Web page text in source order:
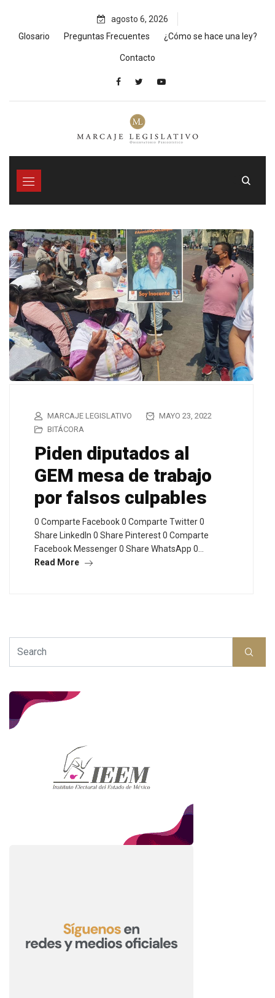
content
agosto 6, 2026
Glosario
Preguntas Frecuentes ¿Cómo se hace una ley?
Contacto
MARCAJE LEGISLATIVO
MAYO 23, 2022
BITÁCORA
Piden diputados al
GEM mesa de trabajo
por falsos culpables
0 Comparte Facebook 0 Comparte Twitter 0
Share LinkedIn 0 Share Pinterest 0 Comparte
Facebook Messenger 0 Share WhatsApp 0…
Read More